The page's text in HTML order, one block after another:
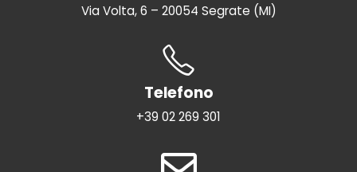
Via Volta, 6 – 20054 Segrate (MI)
Telefono
+39 02 269 301